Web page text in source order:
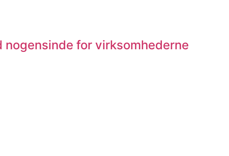
for virksomhederne